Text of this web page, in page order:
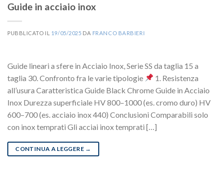
Guide in acciaio inox
PUBBLICATO IL 19/05/2025 DA FRANCO BARBIERI
Guide lineari a sfere in Acciaio Inox, Serie SS da taglia 15 a
taglia 30. Confronto fra le varie tipologie
1. Resistenza
all’usura Caratteristica Guide Black Chrome Guide in Acciaio
Inox Durezza superficiale HV 800–1000 (es. cromo duro) HV
600–700 (es. acciaio inox 440) Conclusioni Comparabili solo
con inox temprati Gli acciai inox temprati […]
CONTINUA A LEGGERE →